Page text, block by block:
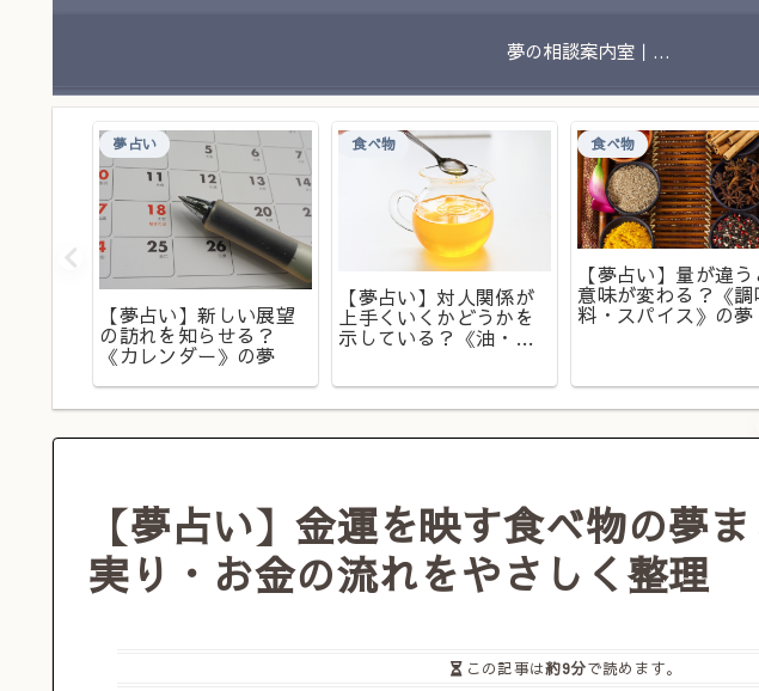
夢の相談案内室｜夢のあとに残る不安や迷いをやさしく整理する場所
夢占い
【夢占い】新しい展望
の訪れを知らせる？
《カレンダー》の夢
食べ物
【夢占い】対人関係が
上手くいくかどうかを
示している？《油・オ
食べ物
【夢占い】量が違う
意味が変わる？《調
料・スパイス》の夢
【夢占い】金運を映す食べ物の夢
実り・お金の流れをやさしく整理
この記事は約9分で読めます。